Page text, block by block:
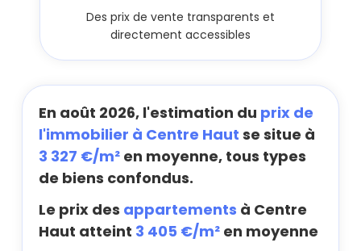
Des prix de vente transparents et
directement accessibles
En août 2026, l'estimation du prix de
l'immobilier à Centre Haut se situe à
3 327 €/m² en moyenne, tous types
de biens confondus.
Le prix des appartements à Centre
Haut atteint 3 405 €/m² en moyenne